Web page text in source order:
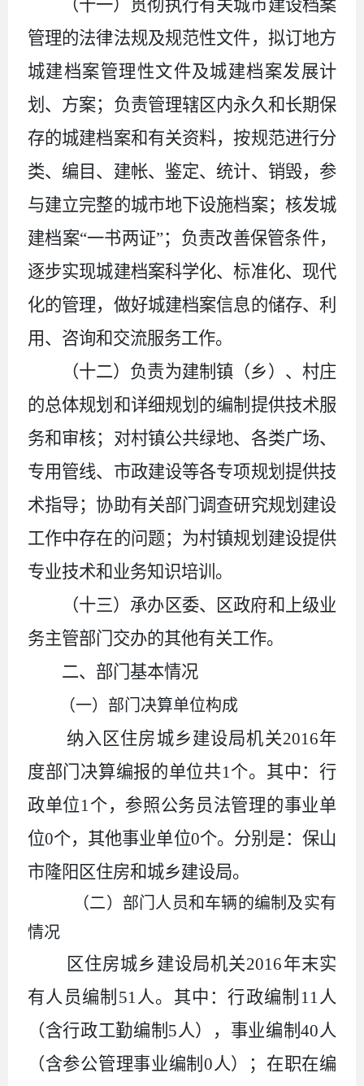
（十一）贯彻执行有关城市建设档案
管理的法律法规及规范性文件，拟订地方
城建档案管理性文件及城建档案发展计
划、方案；负责管理辖区内永久和长期保
存的城建档案和有关资料，按规范进行分
类、编目、建帐、鉴定、统计、销毁，参
与建立完整的城市地下设施档案；核发城
建档案“一书两证”；负责改善保管条件，
逐步实现城建档案科学化、标准化、现代
化的管理，做好城建档案信息的储存、利
用、咨询和交流服务工作。
（十二）负责为建制镇（乡）、村庄
的总体规划和详细规划的编制提供技术服
务和审核；对村镇公共绿地、各类广场、
专用管线、市政建设等各专项规划提供技
术指导；协助有关部门调查研究规划建设
工作中存在的问题；为村镇规划建设提供
专业技术和业务知识培训。
（十三）承办区委、区政府和上级业
务主管部门交办的其他有关工作。
二、部门基本情况
（一）部门决算单位构成
纳入区住房城乡建设局机关2016年
度部门决算编报的单位共1个。其中：行
政单位1个，参照公务员法管理的事业单
位0个，其他事业单位0个。分别是：保山
市隆阳区住房和城乡建设局。
（二）部门人员和车辆的编制及实有
情况
区住房城乡建设局机关2016年末实
有人员编制 51人。其中：行政编制 11人
（含行政工勤编制 5人），事业编制40人
（含参公管理事业编制0人）；在职在编